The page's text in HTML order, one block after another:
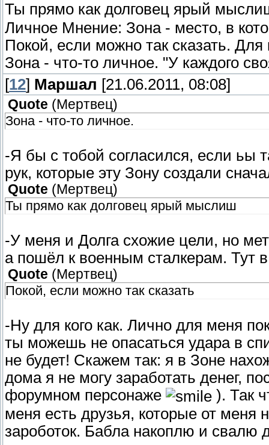
Ты прямо как долговец ярый
Личное Мнение: Зона - место, в
Покой, если можно так сказать.
Зона - что-то личное. "У каждого
[12] Маршал [21.06.2011, 08:08]
Quote (Мертвец)
Зона - что-то личное.
-Я бы с тобой согласился, если ьы
рук, которые эту Зону создали
Quote (Мертвец)
Ты прямо как долговец ярый мыслиш
-У меня и Долга схожие цели, но
а пошёл к военным сталкерам. Тут
Quote (Мертвец)
Покой, если можно так сказать
-Ну для кого как. Лично для меня
ты можешь не опасаться удара в
не будет! Скажем так: я в Зоне
дома я не могу заработать денег,
форумном персонаже
). Так
меня есть друзья, которые от меня
зароботок. Бабла накоплю и свалю